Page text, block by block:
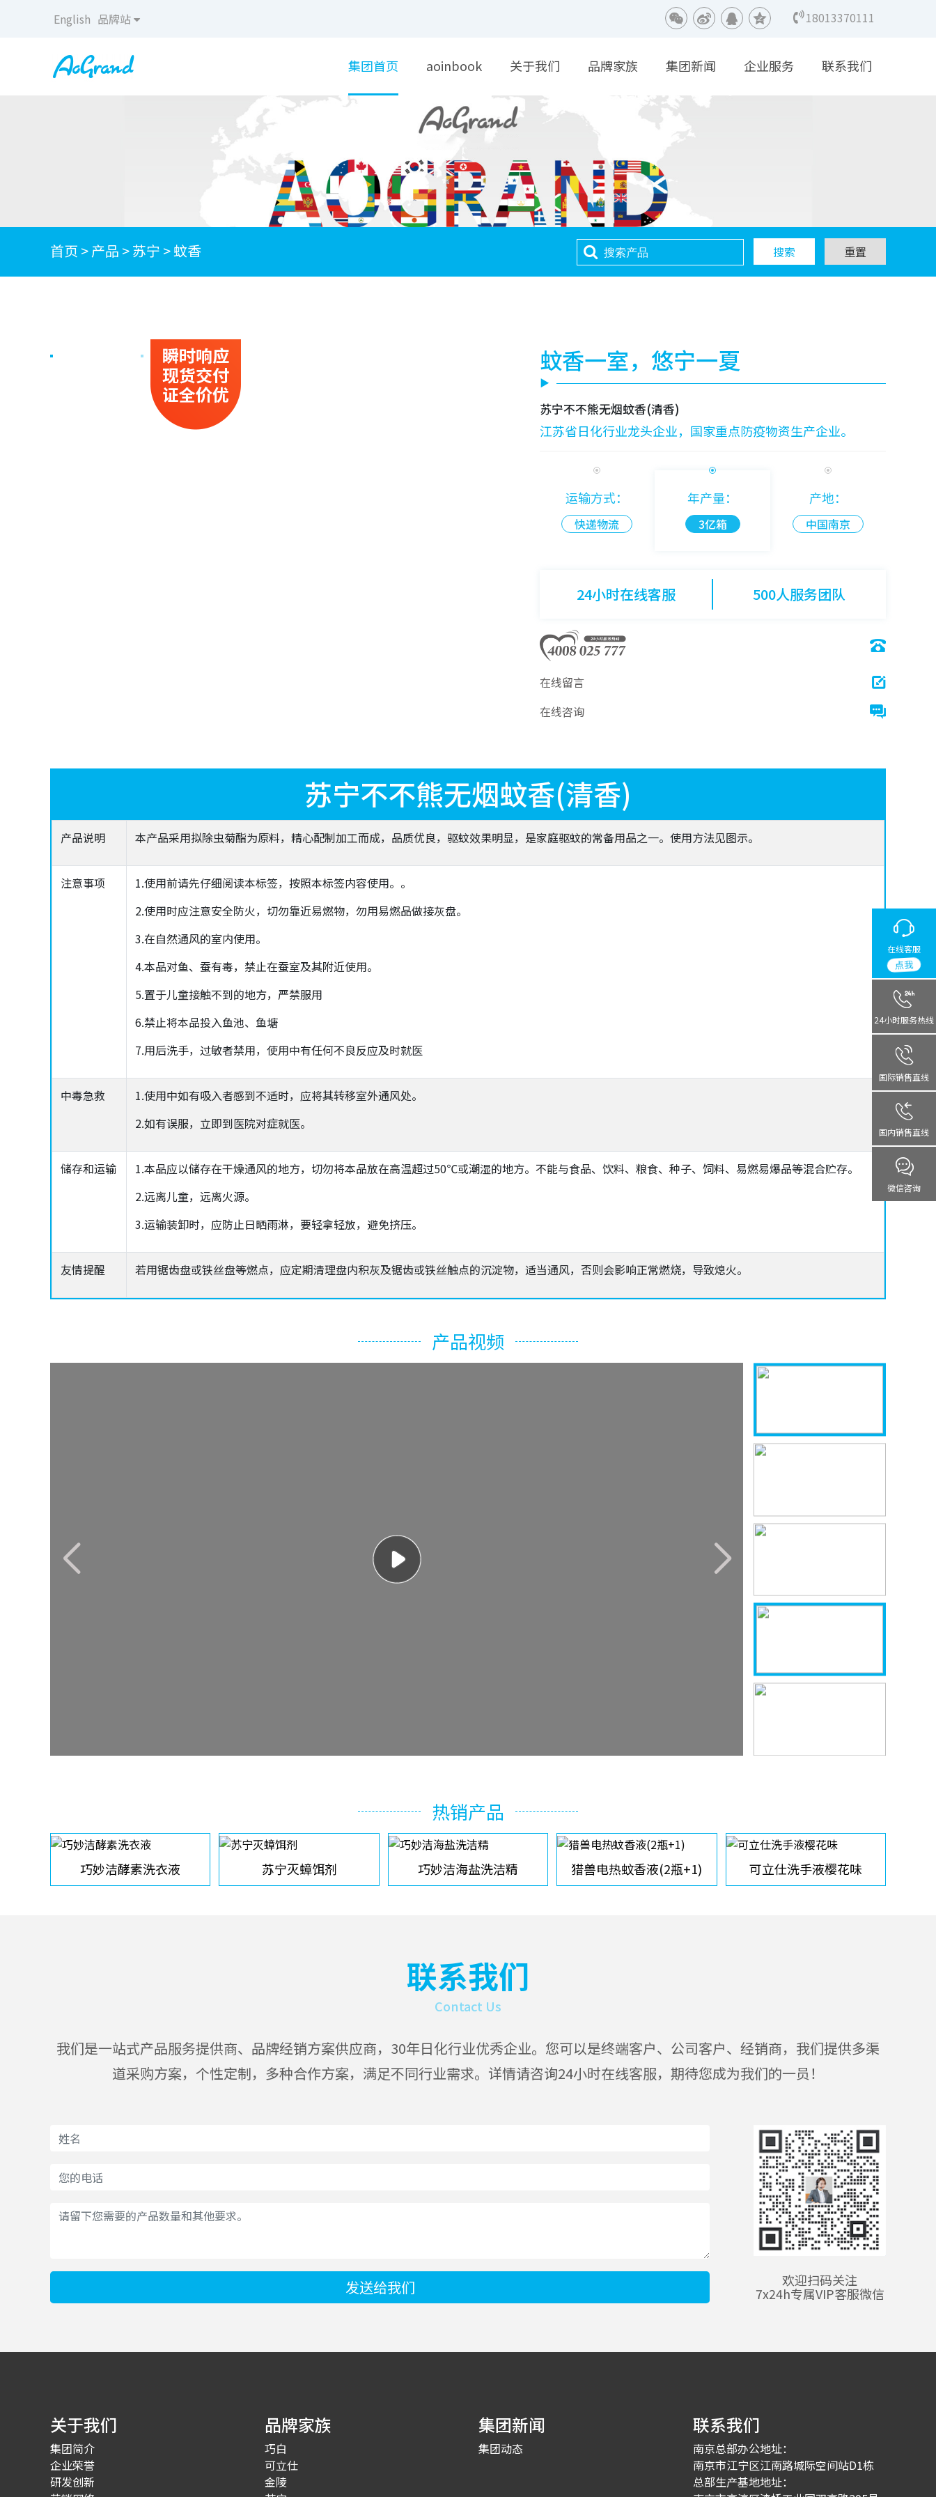
English 品牌站 18013370111
集团首页 aoinbook 关于我们 品牌家族 集团新闻 企业服务 联系我们
首页 >产品 >苏宁 >蚊香
蚊香一室，悠宁一夏
苏宁不不熊无烟蚊香(清香)
江苏省日化行业龙头企业，国家重点防疫物资生产企业。
年产量：
3亿箱
运输方式：
快递物流
产地：
中国南京
24小时在线客服 500人服务团队
在线留言
在线咨询
苏宁不不熊无烟蚊香(清香)
产品说明 本产品采用拟除虫菊酯为原料，精心配制加工而成，品质优良，驱蚊效果明显，是家庭驱蚊的常备用品之一。使用方法见图示。
注意事项
1.使用前请先仔细阅读本标签，按照本标签内容使用。。
2.使用时应注意安全防火，切勿靠近易燃物，勿用易燃品做接灰盘。
3.在自然通风的室内使用。
4.本品对鱼、蚕有毒，禁止在蚕室及其附近使用。
5.置于儿童接触不到的地方，严禁服用
6.禁止将本品投入鱼池、鱼塘
7.用后洗手，过敏者禁用，使用中有任何不良反应及时就医
中毒急救
1.使用中如有吸入者感到不适时，应将其转移室外通风处。
2.如有误服，立即到医院对症就医。
储存和运输
1.本品应以储存在干燥通风的地方，切勿将本品放在高温超过50℃或潮湿的地方。不能与食品、饮料、粮食、种子、饲料、易燃易爆品等混合贮存。
2.远离儿童，远离火源。
3.运输装卸时，应防止日晒雨淋，要轻拿轻放，避免挤压。
友情提醒 若用锯齿盘或铁丝盘等燃点，应定期清理盘内积灰及锯齿或铁丝触点的沉淀物，适当通风，否则会影响正常燃烧，导致熄火。
产品视频
热销产品
巧妙洁酵素洗衣液 苏宁灭蟑饵剂 巧妙洁海盐洗洁精 猎兽电热蚊香液(2瓶+1) 可立仕洗手液樱花味
联系我们
Contact Us
我们是一站式产品服务提供商、品牌经销方案供应商，30年日化行业优秀企业。您可以是终端客户、公司客户、经销商，我们提供多渠
道采购方案，个性定制，多种合作方案，满足不同行业需求。详情请咨询24小时在线客服，期待您成为我们的一员！
发送给我们 欢迎扫码关注
7x24h专属VIP客服微信
关于我们
集团简介
企业荣誉
研发创新
品牌家族
巧白
可立仕
金陵
集团新闻
集团动态
联系我们
南京总部办公地址：
南京市江宁区江南路城际空间站D1栋
总部生产基地地址：
在线客服
点我
24小时服务热线
国际销售直线
国内销售直线
微信咨询